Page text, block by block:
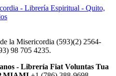
(593)(2) 2564-
98 705 4235.